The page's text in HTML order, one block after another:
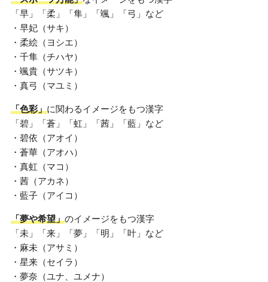
「早」「柔」「隼」「颯」「弓」など
・早妃（サキ）
・柔絵（ヨシエ）
・千隼（チハヤ）
・颯貴（サツキ）
・真弓（マユミ）
「色彩」に関わるイメージをもつ漢字
「碧」「蒼」「虹」「茜」「藍」など
・碧依（アオイ）
・蒼華（アオハ）
・真虹（マコ）
・茜（アカネ）
・藍子（アイコ）
「夢や希望」のイメージをもつ漢字
「未」「来」「夢」「明」「叶」など
・麻未（アサミ）
・星来（セイラ）
・夢奈（ユナ、ユメナ）